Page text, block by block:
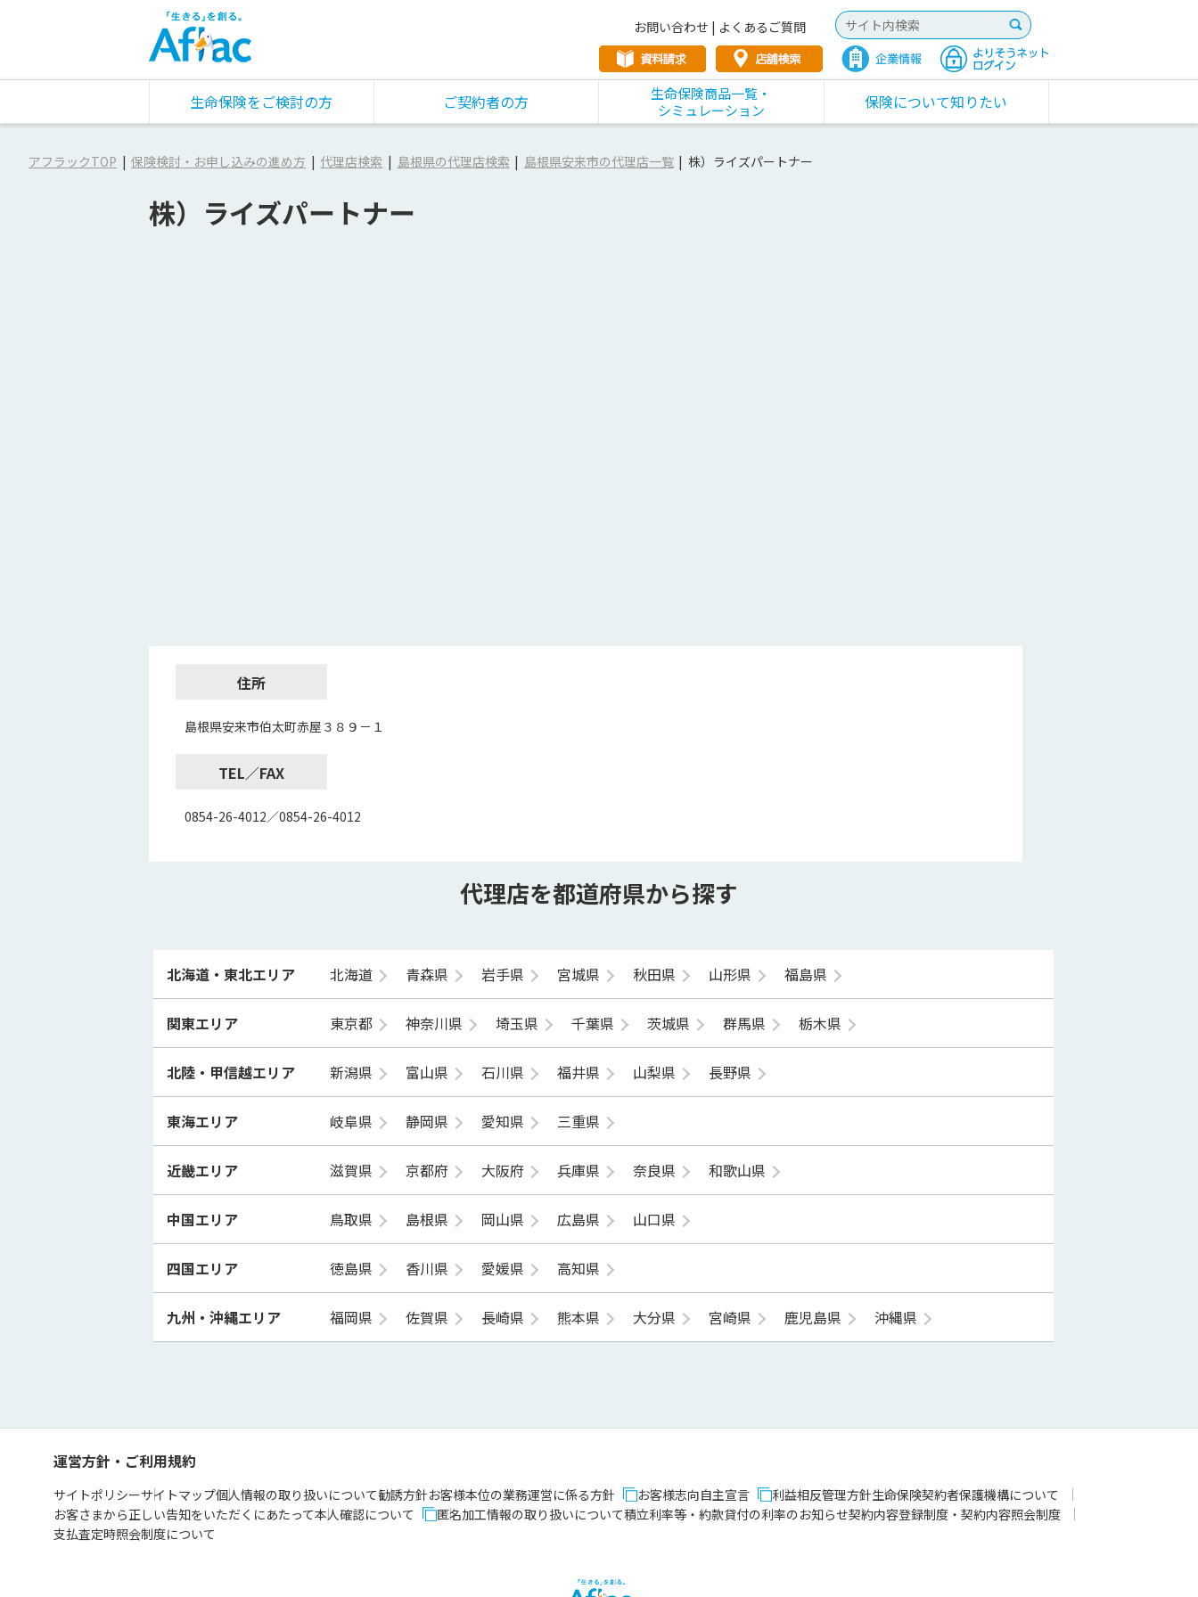
お問い合わせ | よくあるご質問
生命保険をご検討の方 ご契約者の方
生命保険商品一覧・
シミュレーション
保険について知りたい
アフラックTOP 保険検討・お申し込みの進め方 代理店検索 島根県の代理店検索 島根県安来市の代理店一覧 株）ライズパートナー
株）ライズパートナー
住所
島根県安来市伯太町赤屋３８９－１
TEL／FAX
0854-26-4012／0854-26-4012
代理店を都道府県から探す
北海道・東北エリア 北海道 青森県 岩手県 宮城県 秋田県 山形県 福島県
関東エリア 東京都 神奈川県 埼玉県 千葉県 茨城県 群馬県 栃木県
北陸・甲信越エリア 新潟県 富山県 石川県 福井県 山梨県 長野県
東海エリア 岐阜県 静岡県 愛知県 三重県
近畿エリア 滋賀県 京都府 大阪府 兵庫県 奈良県 和歌山県
中国エリア 鳥取県 島根県 岡山県 広島県 山口県
四国エリア 徳島県 香川県 愛媛県 高知県
九州・沖縄エリア 福岡県 佐賀県 長崎県 熊本県 大分県 宮崎県 鹿児島県 沖縄県
運営方針・ご利用規約
サイトポリシーサイトマップ個人情報の取り扱いについて勧誘方針お客様本位の業務運営に係る方針 お客様志向自主宣言 利益相反管理方針生命保険契約者保護機構について
お客さまから正しい告知をいただくにあたって本人確認について 匿名加工情報の取り扱いについて積立利率等・約款貸付の利率のお知らせ契約内容登録制度・契約内容照会制度
支払査定時照会制度について